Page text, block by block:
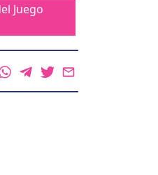
Juego